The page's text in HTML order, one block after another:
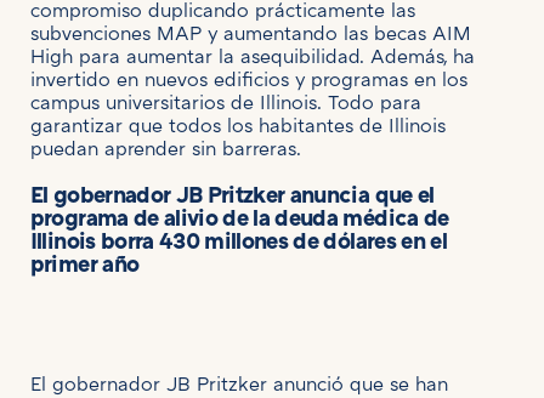
compromiso duplicando prácticamente las
subvenciones MAP y aumentando las becas AIM
High para aumentar la asequibilidad. Además, ha
invertido en nuevos edificios y programas en los
campus universitarios de Illinois. Todo para
garantizar que todos los habitantes de Illinois
puedan aprender sin barreras.
El gobernador JB Pritzker anuncia que el
programa de alivio de la deuda médica de
Illinois borra 430 millones de dólares en el
primer año
El gobernador JB Pritzker anunció que se han